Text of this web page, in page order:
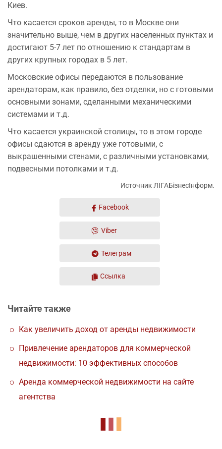
Киев.
Что касается сроков аренды, то в Москве они
значительно выше, чем в других населенных пунктах и
достигают 5-7 лет по отношению к стандартам в
других крупных городах в 5 лет.
Московские офисы передаются в пользование
арендаторам, как правило, без отделки, но с готовыми
основными зонами, сделанными механическими
системами и т.д.
Что касается украинской столицы, то в этом городе
офисы сдаются в аренду уже готовыми, с
выкрашенными стенами, с различными установками,
подвесными потолками и т.д.
Источник ЛIГАБiзнесIнформ.
Facebook
Viber
Телеграм
Ссылка
Читайте также
Как увеличить доход от аренды недвижимости
Привлечение арендаторов для коммерческой
недвижимости: 10 эффективных способов
Аренда коммерческой недвижимости на сайте
агентства